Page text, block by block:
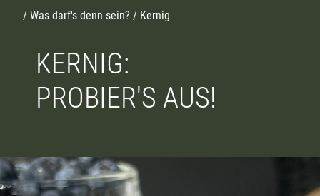
/ Was darf's denn sein? / Kernig
KERNIG:
PROBIER'S AUS!